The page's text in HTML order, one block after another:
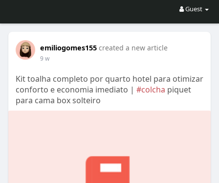
Guest
emiliogomes155 created a new article
9 w
Kit toalha completo por quarto hotel para otimizar
conforto e economia imediato | #colcha piquet
para cama box solteiro